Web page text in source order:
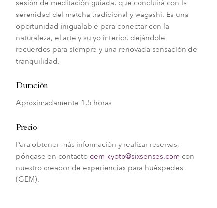
sesión de meditación guiada, que concluirá con la
serenidad del matcha tradicional y wagashi. Es una
oportunidad inigualable para conectar con la
naturaleza, el arte y su yo interior, dejándole
recuerdos para siempre y una renovada sensación de
tranquilidad.
Duración
Aproximadamente 1,5 horas
Precio
Para obtener más información y realizar reservas,
póngase en contacto gem-kyoto@sixsenses.com con
nuestro creador de experiencias para huéspedes
(GEM).